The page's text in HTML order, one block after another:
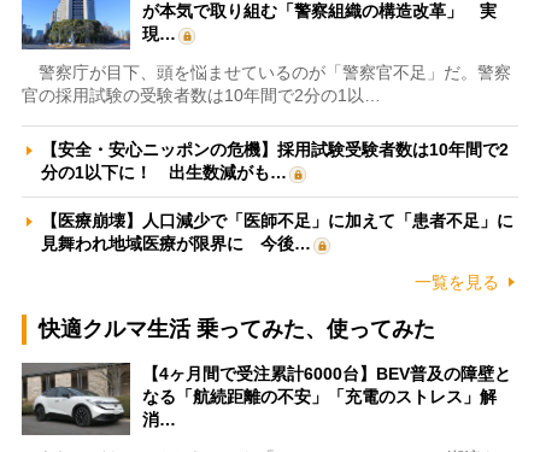
が本気で取り組む「警察組織の構造改革」 実
現…
警察庁が目下、頭を悩ませているのが「警察官不足」だ。警察
官の採用試験の受験者数は10年間で2分の1以…
【安全・安心ニッポンの危機】採用試験受験者数は10年間で2
分の1以下に！ 出生数減がも…
【医療崩壊】人口減少で「医師不足」に加えて「患者不足」に
見舞われ地域医療が限界に 今後…
一覧を見る
快適クルマ生活 乗ってみた、使ってみた
【4ヶ月間で受注累計6000台】BEV普及の障壁と
なる「航続距離の不安」「充電のストレス」解
消…